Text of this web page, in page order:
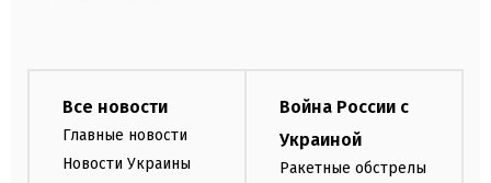
Все новости
Главные новости
Новости Украины
Война России с
Украиной
Ракетные обстрелы